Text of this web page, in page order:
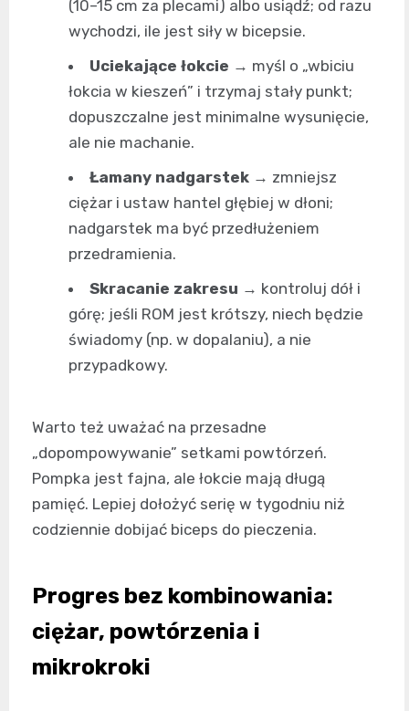
(10–15 cm za plecami) albo usiądź; od razu
wychodzi, ile jest siły w bicepsie.
Uciekające łokcie → myśl o „wbiciu
łokcia w kieszeń” i trzymaj stały punkt;
dopuszczalne jest minimalne wysunięcie,
ale nie machanie.
Łamany nadgarstek → zmniejsz
ciężar i ustaw hantel głębiej w dłoni;
nadgarstek ma być przedłużeniem
przedramienia.
Skracanie zakresu → kontroluj dół i
górę; jeśli ROM jest krótszy, niech będzie
świadomy (np. w dopalaniu), a nie
przypadkowy.
Warto też uważać na przesadne
„dopompowywanie” setkami powtórzeń.
Pompka jest fajna, ale łokcie mają długą
pamięć. Lepiej dołożyć serię w tygodniu niż
codziennie dobijać biceps do pieczenia.
Progres bez kombinowania:
ciężar, powtórzenia i
mikrokroki